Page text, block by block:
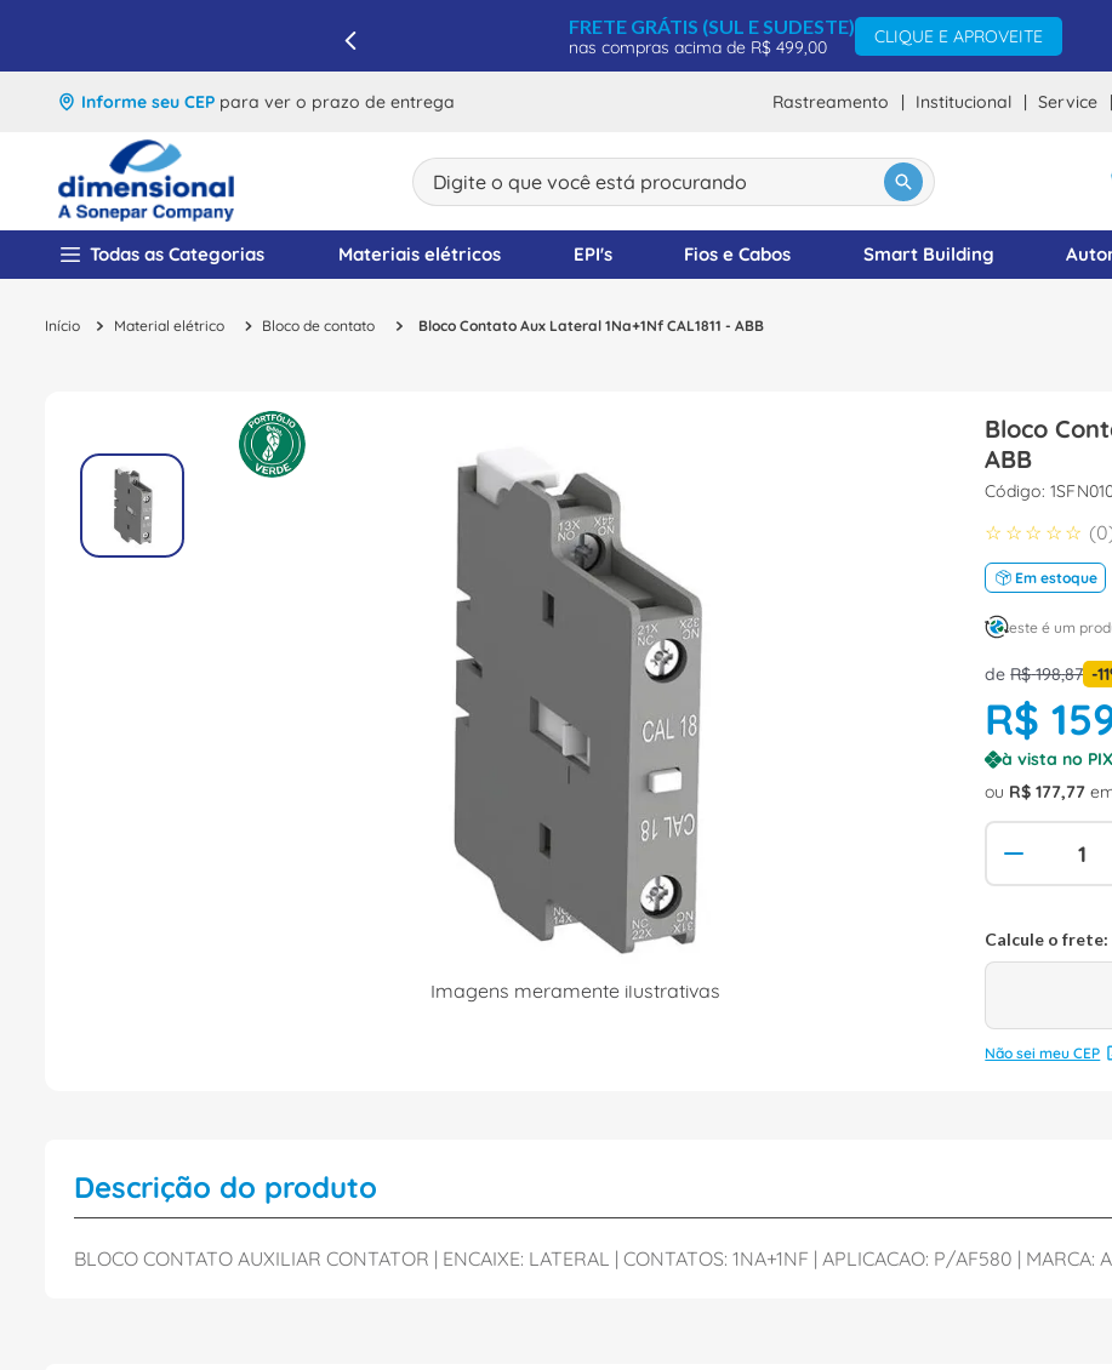
FRETE GRÁTIS (SUL E SUDESTE)
nas compras acima de R$ 499,00
CLIQUE E APROVEITE
Informe seu CEP para ver o prazo de entrega Rastreamento Institucional Service
Digite o que você está procurando
Todas as Categorias Materiais elétricos EPI's Fios e Cabos Smart Building
Material elétrico Bloco de contato Bloco Contato Aux Lateral 1Na+1Nf CAL1811 - ABB
Imagens meramente ilustrativas
Bloco
ABB
:
☆ ☆ ☆ ☆ ☆ (0
Em estoque
este é um
deR$ 198,87 -
R$
à vista no
ou R$ 177,77
Não sei meu CEP
Descrição do produto
BLOCO CONTATO AUXILIAR CONTATOR | ENCAIXE: LATERAL | CONTATOS: 1NA+1NF | APLICACAO: P/AF580 | MARCA:
1º disjuntor
2º cabo flexivel
barramento
caixa passagem